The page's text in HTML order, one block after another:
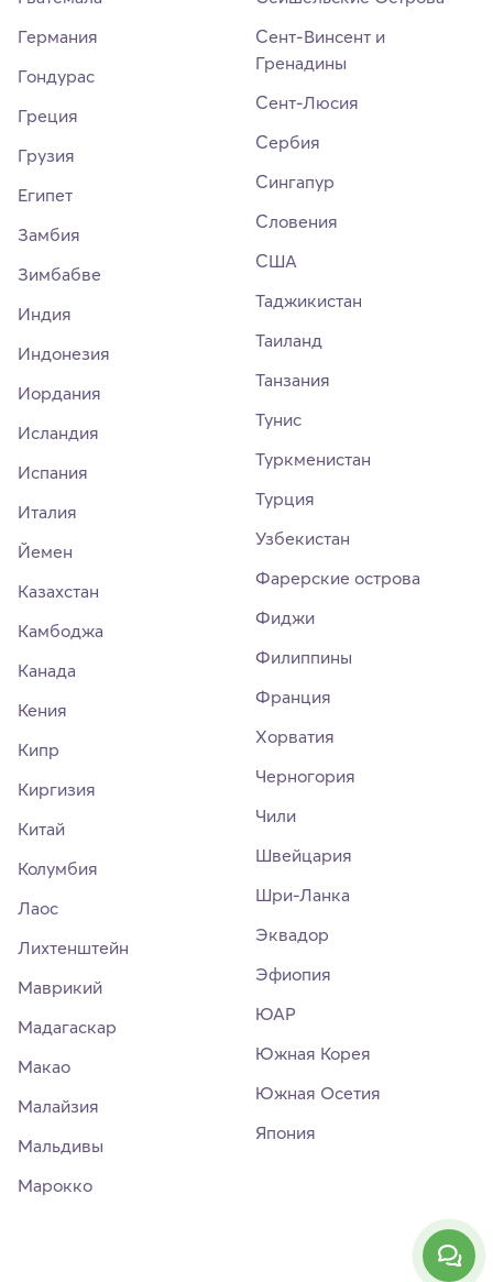
Германия
Гондурас
Греция
Грузия
Египет
Замбия
Зимбабве
Индия
Индонезия
Иордания
Исландия
Испания
Италия
Йемен
Казахстан
Камбоджа
Канада
Кения
Кипр
Киргизия
Китай
Колумбия
Лаос
Лихтенштейн
Маврикий
Мадагаскар
Макао
Малайзия
Мальдивы
Марокко
Сент-Винсент и
Гренадины
Сент-Люсия
Сербия
Сингапур
Словения
США
Таджикистан
Таиланд
Танзания
Тунис
Туркменистан
Турция
Узбекистан
Фарерские острова
Фиджи
Филиппины
Франция
Хорватия
Черногория
Чили
Швейцария
Шри-Ланка
Эквадор
Эфиопия
ЮАР
Южная Корея
Южная Осетия
Япония